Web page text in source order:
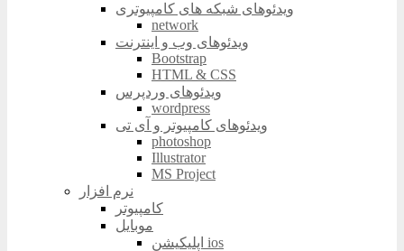
ویدئوهای شبکه های کامپیوتری
network
ویدئوهای وب و اینترنت
Bootstrap
HTML & CSS
ویدئوهای وردپرس
wordpress
ویدئوهای کامپیوتر و آی تی
photoshop
Illustrator
MS Project
نرم افزار
کامپیوتر
موبایل
اپلیکیشن ios